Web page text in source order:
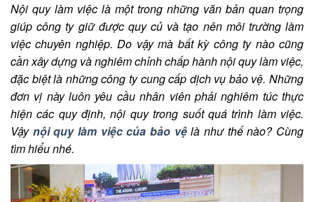
Nội quy làm việc là một trong những văn bản quan trọng
giúp công ty giữ được quy củ và tạo nên môi trường làm
việc chuyên nghiệp. Do vậy mà bất kỳ công ty nào cũng
cần xây dựng và nghiêm chỉnh chấp hành nội quy làm việc,
đặc biệt là những công ty cung cấp dịch vụ bảo vệ. Những
đơn vị này luôn yêu cầu nhân viên phải nghiêm túc thực
hiện các quy định, nội quy trong suốt quá trình làm việc.
Vậy nội quy làm việc của bảo vệlà như thế nào? Cùng
tìm hiểu nhé.